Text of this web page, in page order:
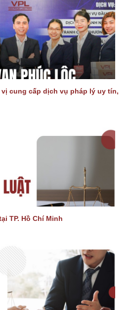
cung cấp dịch vụ pháp lý uy tín,
TP. Hồ Chí Minh